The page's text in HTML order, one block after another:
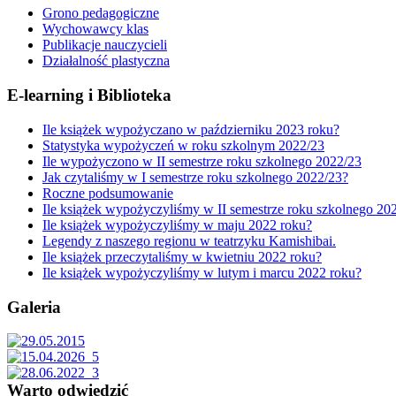
Grono pedagogiczne
Wychowawcy klas
Publikacje nauczycieli
Działalność plastyczna
E-learning i Biblioteka
Ile książek wypożyczano w październiku 2023 roku?
Statystyka wypożyczeń w roku szkolnym 2022/23
Ile wypożyczono w II semestrze roku szkolnego 2022/23
Jak czytaliśmy w I semestrze roku szkolnego 2022/23?
Roczne podsumowanie
Ile książek wypożyczyliśmy w II semestrze roku szkolnego
Ile książek wypożyczyliśmy w maju 2022 roku?
Legendy z naszego regionu w teatrzyku Kamishibai.
Ile książek przeczytaliśmy w kwietniu 2022 roku?
Ile książek wypożyczyliśmy w lutym i marcu 2022 roku?
Galeria
Warto odwiedzić